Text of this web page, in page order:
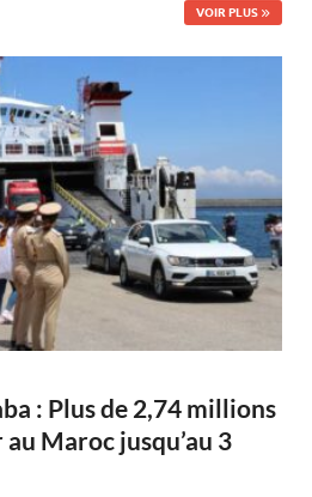
VOIR PLUS
: Plus de 2,74 millions
Maroc jusqu’au 3